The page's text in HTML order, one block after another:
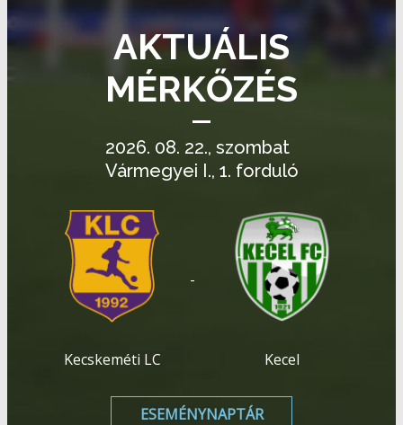
AKTUÁLIS
MÉRKŐZÉS
2026. 08. 22., szombat
Vármegyei I., 1. forduló
Kecskeméti LC
-
Kecel
ESEMÉNYNAPTÁR